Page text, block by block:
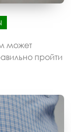
может
пройти